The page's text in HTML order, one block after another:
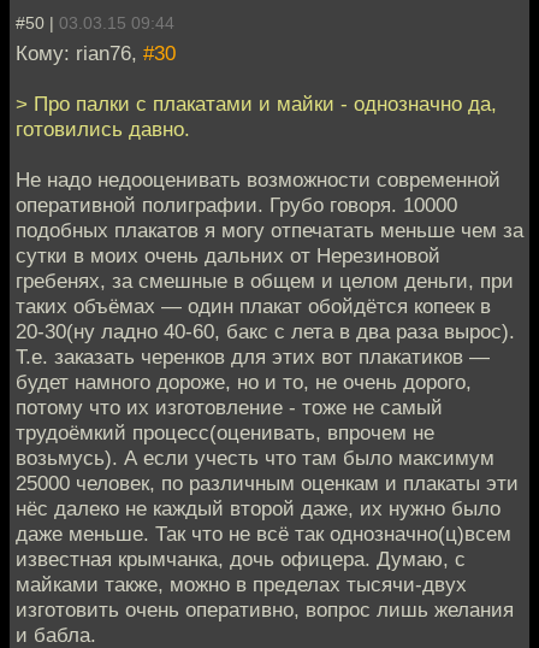
#50 | 03.03.15 09:44
Кому: rian76, #30
> Про палки с плакатами и майки - однозначно да,
готовились давно.
Не надо недооценивать возможности современной
оперативной полиграфии. Грубо говоря. 10000
подобных плакатов я могу отпечатать меньше чем за
сутки в моих очень дальних от Нерезиновой
гребенях, за смешные в общем и целом деньги, при
таких объёмах — один плакат обойдётся копеек в
20-30(ну ладно 40-60, бакс с лета в два раза вырос).
Т.е. заказать черенков для этих вот плакатиков —
будет намного дороже, но и то, не очень дорого,
потому что их изготовление - тоже не самый
трудоёмкий процесс(оценивать, впрочем не
возьмусь). А если учесть что там было максимум
25000 человек, по различным оценкам и плакаты эти
нёс далеко не каждый второй даже, их нужно было
даже меньше. Так что не всё так однозначно(ц)всем
известная крымчанка, дочь офицера. Думаю, с
майками также, можно в пределах тысячи-двух
изготовить очень оперативно, вопрос лишь желания
и бабла.